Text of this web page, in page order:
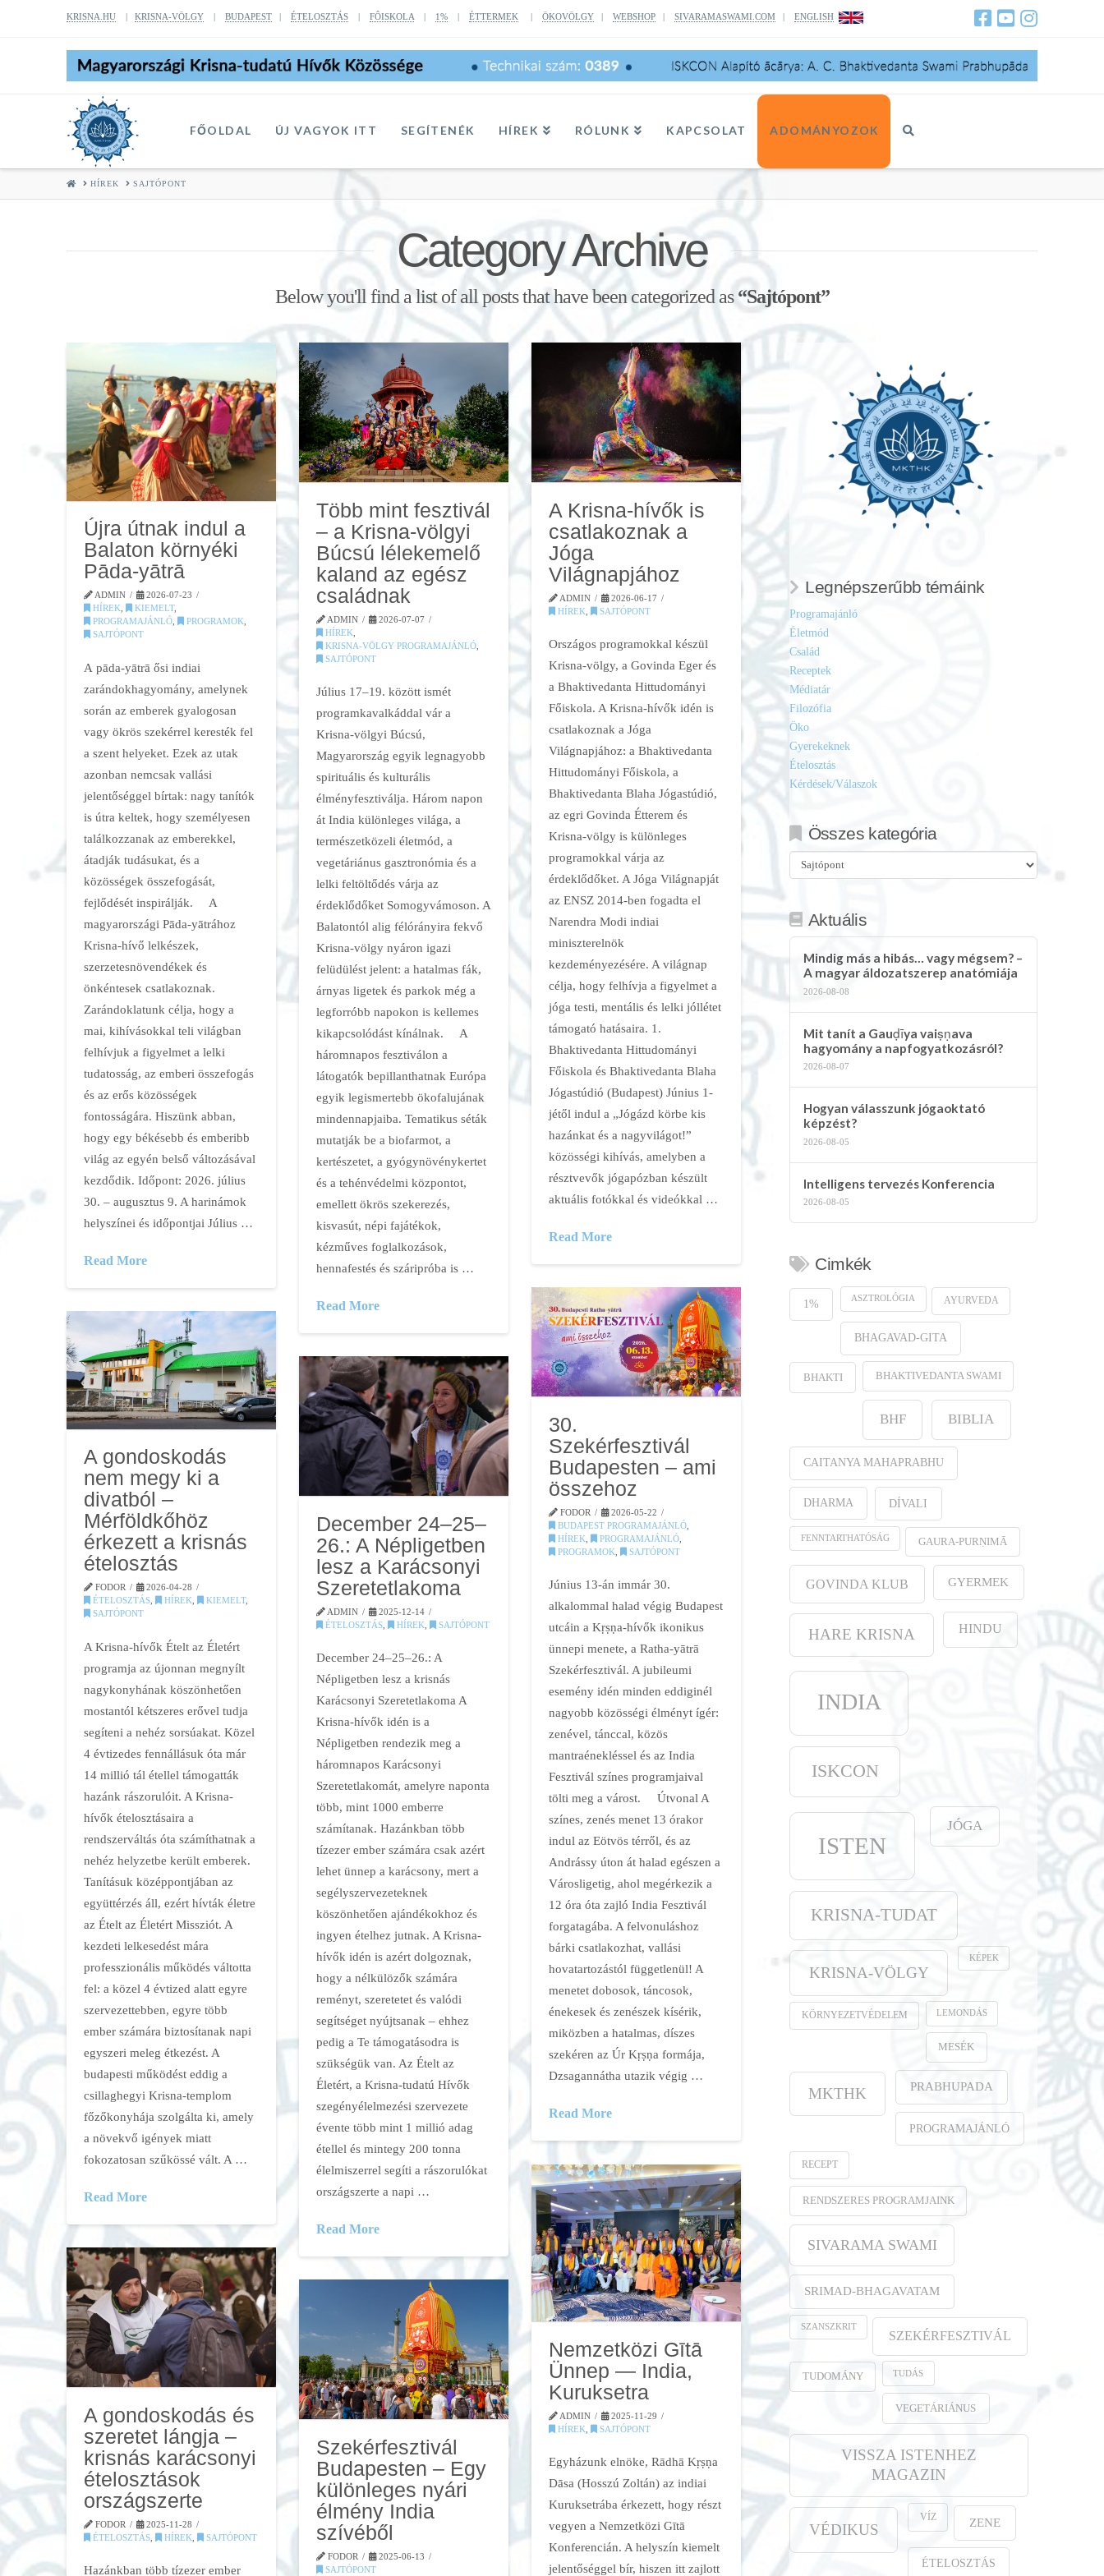
KRISNA.HU| KRISNA-VÖLGY| BUDAPEST| ÉTELOSZTÁS| FÔISKOLA| 1%| ÉTTERMEK | ÖKOVÖLGY| WEBSHOP| SIVARAMASWAMI.COM| ENGLISH
FŐOLDAL ÚJ VAGYOK ITT SEGÍTENÉK HÍREK RÓLUNK KAPCSOLAT ADOMÁNYOZOK
HOMEHÍREK SAJTÓPONT
Category Archive
Below you'll find a list of all posts that have been categorized as“Sajtópont”
Újra útnak indul a
Balaton környéki
Pāda-yātrā
ADMIN
2026-07-23
HÍREK, KIEMELT,
PROGRAMAJÁNLÓ, PROGRAMOK,
SAJTÓPONT
A pāda-yātrā ősi indiai
zarándokhagyomány, amelynek
során az emberek gyalogosan
vagy ökrös szekérrel keresték fel
a szent helyeket. Ezek az utak
azonban nemcsak vallási
jelentőséggel bírtak: nagy tanítók
is útra keltek, hogy személyesen
találkozzanak az emberekkel,
átadják tudásukat, és a
közösségek összefogását,
fejlődését inspirálják. A
magyarországi Pāda-yātrához
Krisna-hívő lelkészek,
szerzetesnövendékek és
önkéntesek csatlakoznak.
Zarándoklatunk célja, hogy a
mai, kihívásokkal teli világban
felhívjuk a figyelmet a lelki
tudatosság, az emberi összefogás
és az erős közösségek
fontosságára. Hiszünk abban,
hogy egy békésebb és emberibb
világ az egyén belső változásával
kezdődik. Időpont: 2026. július
30. – augusztus 9. A harinámok
helyszínei és időpontjai Július …
Read More
Több mint fesztivál
– a Krisna-völgyi
Búcsú lélekemelő
kaland az egész
családnak
ADMIN
2026-07-07
HÍREK
KRISNA-VÖLGY PROGRAMAJÁNLÓ,
SAJTÓPONT
Július 17–19. között ismét
programkavalkáddal vár a
Krisna-völgyi Búcsú,
Magyarország egyik legnagyobb
spirituális és kulturális
élményfesztiválja. Három napon
át India különleges világa, a
természetközeli életmód, a
vegetáriánus gasztronómia és a
lelki feltöltődés várja az
érdeklődőket Somogyvámoson. A
Balatontól alig félórányira fekvő
Krisna-völgy nyáron igazi
felüdülést jelent: a hatalmas fák,
árnyas ligetek és parkok még a
legforróbb napokon is kellemes
kikapcsolódást kínálnak. A
háromnapos fesztiválon a
látogatók bepillanthatnak Európa
egyik legismertebb ökofalujának
mindennapjaiba. Tematikus séták
mutatják be a biofarmot, a
kertészetet, a gyógynövénykertet
és a tehénvédelmi központot,
emellett ökrös szekerezés,
kisvasút, népi fajátékok,
kézműves foglalkozások,
hennafestés és száripróba is …
Read More
A Krisna-hívők is
csatlakoznak a
Jóga
Világnapjához
ADMIN
2026-06-17
HÍREK
SAJTÓPONT
Országos programokkal készül
Krisna-völgy, a Govinda Eger és
a Bhaktivedanta Hittudományi
Főiskola. A Krisna-hívők idén is
csatlakoznak a Jóga
Világnapjához: a Bhaktivedanta
Hittudományi Főiskola, a
Bhaktivedanta Blaha Jógastúdió,
az egri Govinda Étterem és
Krisna-völgy is különleges
programokkal várja az
érdeklődőket. A Jóga Világnapját
az ENSZ 2014-ben fogadta el
Narendra Modi indiai
miniszterelnök
kezdeményezésére. A világnap
célja, hogy felhívja a figyelmet a
jóga testi, mentális és lelki jóllétet
támogató hatásaira. 1.
Bhaktivedanta Hittudományi
Főiskola és Bhaktivedanta Blaha
Jógastúdió (Budapest) Június 1-
jétől indul a „Jógázd körbe kis
hazánkat és a nagyvilágot!”
közösségi kihívás, amelyben a
résztvevők jógapózban készült
aktuális fotókkal és videókkal …
Read More
30.
Szekérfesztivál
Budapesten – ami
összehoz
FODOR
2026-05-22
BUDAPEST PROGRAMAJÁNLÓ,
HÍREK
PROGRAMAJÁNLÓ,
PROGRAMOK
SAJTÓPONT
Június 13-án immár 30.
alkalommal halad végig Budapest
utcáin a Kṛṣṇa-hívők ikonikus
ünnepi menete, a Ratha-yātrā
Szekérfesztivál. A jubileumi
esemény idén minden eddiginél
nagyobb közösségi élményt ígér:
zenével, tánccal, közös
mantraénekléssel és az India
Fesztivál színes programjaival
tölti meg a várost. Útvonal A
színes, zenés menet 13 órakor
indul az Eötvös térről, és az
Andrássy úton át halad egészen a
Városligetig, ahol megérkezik a
12 óra óta zajló India Fesztivál
forgatagába. A felvonuláshoz
bárki csatlakozhat, vallási
hovatartozástól függetlenül! A
menetet dobosok, táncosok,
énekesek és zenészek kísérik,
miközben a hatalmas, díszes
szekéren az Úr Kṛṣṇa formája,
Dzsagannátha utazik végig …
Read More
A gondoskodás
nem megy ki a
divatból –
Mérföldkőhöz
érkezett a krisnás
ételosztás
FODOR
2026-04-28
ÉTELOSZTÁS, HÍREK KIEMELT,
SAJTÓPONT
A Krisna-hívők Ételt az Életért
programja az újonnan megnyílt
nagykonyhának köszönhetően
mostantól kétszeres erővel tudja
segíteni a nehéz sorsúakat. Közel
4 évtizedes fennállásuk óta már
14 millió tál étellel támogatták
hazánk rászorulóit. A Krisna-
hívők ételosztásaira a
rendszerváltás óta számíthatnak a
nehéz helyzetbe került emberek.
Tanításuk középpontjában az
együttérzés áll, ezért hívták életre
az Ételt az Életért Missziót. A
kezdeti lelkesedést mára
professzionális működés váltotta
fel: a közel 4 évtized alatt egyre
szervezettebben, egyre több
ember számára biztosítanak napi
egyszeri meleg étkezést. A
budapesti működést eddig a
csillaghegyi Krisna-templom
főzőkonyhája szolgálta ki, amely
a növekvő igények miatt
fokozatosan szűkössé vált. A …
Read More
December 24–25–
26.: A Népligetben
lesz a Karácsonyi
Szeretetlakoma
ADMIN
2025-12-14
ÉTELOSZTÁS, HÍREK SAJTÓPONT
December 24–25–26.: A
Népligetben lesz a krisnás
Karácsonyi Szeretetlakoma A
Krisna-hívők idén is a
Népligetben rendezik meg a
háromnapos Karácsonyi
Szeretetlakomát, amelyre naponta
több, mint 1000 emberre
számítanak. Hazánkban több
tízezer ember számára csak azért
lehet ünnep a karácsony, mert a
segélyszervezeteknek
köszönhetően ajándékokhoz és
ingyen ételhez jutnak. A Krisna-
hívők idén is azért dolgoznak,
hogy a nélkülözők számára
reményt, szeretetet és valódi
segítséget nyújtsanak – ehhez
pedig a Te támogatásodra is
szükségük van. Az Ételt az
Életért, a Krisna-tudatú Hívők
szegényélelmezési szervezete
évente több mint 1 millió adag
étellel és mintegy 200 tonna
élelmiszerrel segíti a rászorulókat
országszerte a napi …
Read More
Nemzetközi Gītā
Ünnep — India,
Kuruksetra
ADMIN
2025-11-29
HÍREK
SAJTÓPONT
Egyházunk elnöke, Rādhā Kṛṣṇa
Dāsa (Hosszú Zoltán) az indiai
Kuruksetrába érkezett, hogy részt
vegyen a Nemzetközi Gītā
Konferencián. A helyszín kiemelt
jelentőséggel bír, hiszen itt zajlott
A gondoskodás és
szeretet lángja –
krisnás karácsonyi
ételosztások
országszerte
FODOR
2025-11-28
ÉTELOSZTÁS, HÍREK SAJTÓPONT
Hazánkban több tízezer ember
Szekérfesztivál
Budapesten – Egy
különleges nyári
élmény India
szívéből
FODOR
2025-06-13
SAJTÓPONT
Legnépszerűbb témáink
Programajánló
Életmód
Család
Receptek
Médiatár
Filozófia
Öko
Gyerekeknek
Ételosztás
Kérdések/Válaszok
Összes kategória
Összes
kategória
Aktuális
Mindig más a hibás… vagy mégsem? –
A magyar áldozatszerep anatómiája
2026-08-08
Mit tanít a Gauḍīya vaiṣṇava
hagyomány a napfogyatkozásról?
2026-08-07
Hogyan válasszunk jógaoktató
képzést?
2026-08-05
Intelligens tervezés Konferencia
2026-08-05
Cimkék
1% ASZTROLÓGIA AYURVEDA
BHAGAVAD-GITA
BHAKTI BHAKTIVEDANTA SWAMI
BHF BIBLIA
CAITANYA MAHAPRABHU
DHARMA DÍVALI
FENNTARTHATÓSÁG GAURA-PURṆIMĀ
GOVINDA KLUB GYERMEK
HARE KRISNA HINDU
INDIA
ISKCON
ISTEN
JÓGA
KRISNA-TUDAT
KRISNA-VÖLGY
KÉPEK
KÖRNYEZETVÉDELEM LEMONDÁS
MESÉK
MKTHK PRABHUPADA
PROGRAMAJÁNLÓ
RECEPT
RENDSZERES PROGRAMJAINK
SIVARAMA SWAMI
SRIMAD-BHAGAVATAM
SZANSZKRIT
SZEKÉRFESZTIVÁL
TUDOMÁNY TUDÁS
VEGETÁRIÁNUS
VISSZA ISTENHEZ
MAGAZIN
VÉDIKUS
VÍZ ZENE
ÉTELOSZTÁS